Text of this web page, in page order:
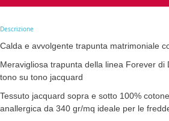
Descrizione
Calda e avvolgente trapunta matrimoniale
Meravigliosa trapunta della linea Forever di
tono su tono jacquard
Tessuto jacquard sopra e sotto 100%
anallergica da 340 gr/mq ideale per le